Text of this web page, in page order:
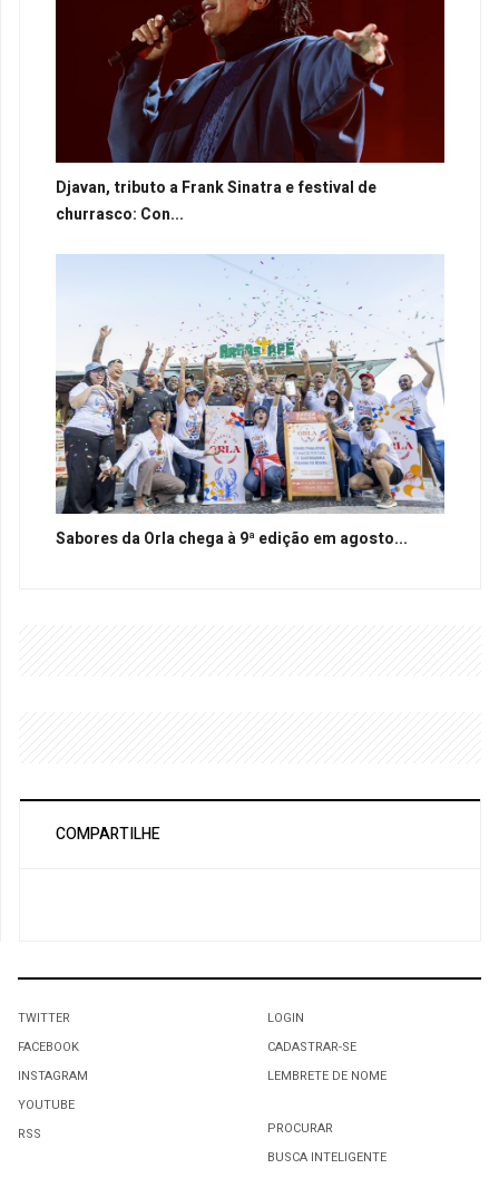
Djavan, tributo a Frank Sinatra e festival de
churrasco: Con...
Sabores da Orla chega à 9ª edição em agosto...
COMPARTILHE
TWITTER
FACEBOOK
INSTAGRAM
YOUTUBE
RSS
LOGIN
CADASTRAR-SE
LEMBRETE DE NOME
PROCURAR
BUSCA INTELIGENTE